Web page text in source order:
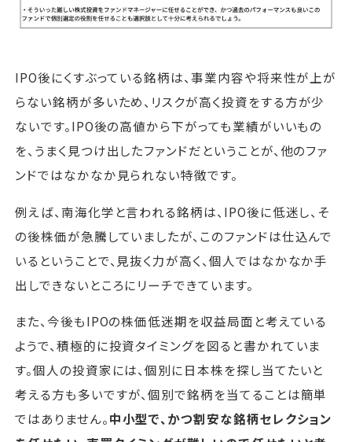
IPO後にくすぶっている銘柄は、事業内容や将来性が上が
らない銘柄が多いため、リスクが高く投資をする方が少
ないです。IPO後の高値から下がっても業績がいいもの
を、うまく見つけ出したファンドだということが、他のファ
ンドではなかなか見られない特徴です。
例えば、南海化学と言われる銘柄は、IPO後に低迷し、そ
の後株価が急騰していましたが、このファンドは仕込んで
いるということで、見抜く力が高く、個人ではなかなか手
出しできないところにリーチできています。
また、今後もIPOの株価低迷期を収益局面と考えている
ようで、積極的に投資タイミングを図ると書かれていま
す。個人の投資家には、個別に日本株を探し当てたいと
考える方も多いですが、個別で銘柄を当てることは簡単
ではありません。中小型で、かつ割安な銘柄セレクション